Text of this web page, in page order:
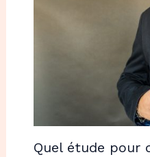
Quel étude pour